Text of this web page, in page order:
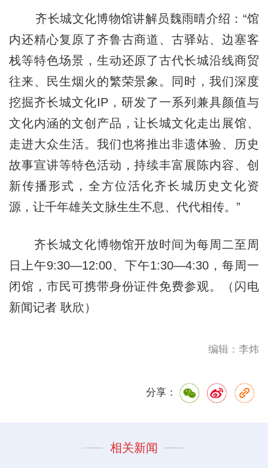
齐长城文化博物馆讲解员魏雨晴介绍：“馆
内还精心复原了齐鲁古商道、古驿站、边塞客
栈等特色场景，生动还原了古代长城沿线商贸
往来、民生烟火的繁荣景象。同时，我们深度
挖掘齐长城文化IP，研发了一系列兼具颜值与
文化内涵的文创产品，让长城文化走出展馆、
走进大众生活。我们也将推出非遗体验、历史
故事宣讲等特色活动，持续丰富展陈内容、创
新传播形式，全方位活化齐长城历史文化资
源，让千年雄关文脉生生不息、代代相传。”
齐长城文化博物馆开放时间为每周二至周
日上午9:30—12:00、下午1:30—4:30，每周一
闭馆，市民可携带身份证件免费参观。（闪电
新闻记者 耿欣）
编辑：李炜
分享：
相关新闻